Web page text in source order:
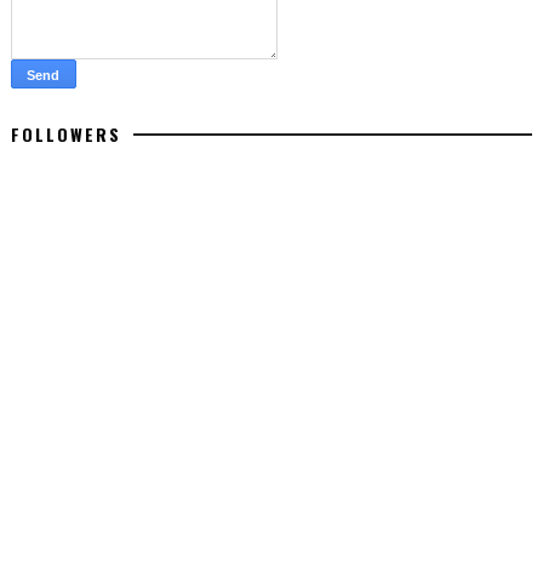
FOLLOWERS